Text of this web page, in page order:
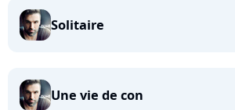
Solitaire
Une vie de con